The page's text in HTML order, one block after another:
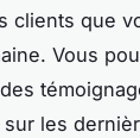
clients que
Vous
les